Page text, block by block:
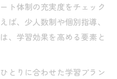
ト体制の充実度をチェック
ば、少人数制や個別指導、
、学習効果を高める要素と
とりに合わせた学習プラン